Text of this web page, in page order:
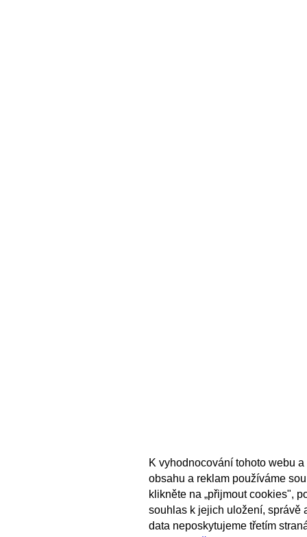
K vyhodnocování tohoto webu
obsahu a reklam používáme
klikněte na „přijmout cookies",
souhlas k jejich uložení, správě
data neposkytujeme třetím